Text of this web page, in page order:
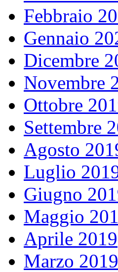
Febbraio
Gennaio
Dicembre
Novembre
Ottobre
Settembre
Agosto
Luglio
Giugno
Maggio
Aprile 2019
Marzo 2019